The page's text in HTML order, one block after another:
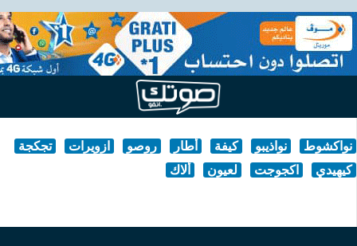
نواكشوط نواذيبو كيفة أطار روصو ازويرات
تجكجة
كيهيدي
اكجوجت لعيون ألاك